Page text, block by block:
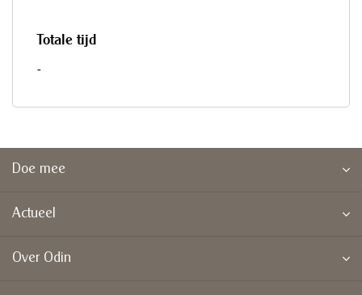
Totale tijd
-
Doe mee
Actueel
Over Odin